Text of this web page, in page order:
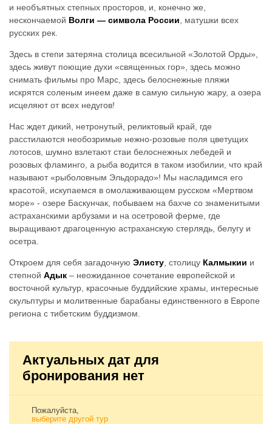
и необъятных степных просторов, и, конечно же,
нескончаемой Волги — символа России , матушки всех
русских рек.
Здесь в степи затеряна столица всесильной «Золотой Орды»,
здесь живут поющие духи «священных гор», здесь можно
снимать фильмы про Марс, здесь белоснежные пляжи
искрятся соленым инеем даже в самую сильную жару, а озера
исцеляют от всех недугов!
Нас ждет дикий, нетронутый, реликтовый край, где
расстилаются необозримые нежно-розовые поля цветущих
лотосов, шумно взлетают стаи белоснежных лебедей и
розовых фламинго, а рыба водится в таком изобилии, что край
называют «рыболовным Эльдорадо»! Мы насладимся его
красотой, искупаемся в омолаживающем русском «Мертвом
море» - озере Баскунчак, побываем на бахче со знаменитыми
астраханскими арбузами и на осетровой ферме, где
выращивают драгоценную астраханскую стерлядь, белугу и
осетра.
Откроем для себя загадочную Элисту , столицу Калмыкии и
степной Адык – неожиданное сочетание европейской и
восточной культур, красочные буддийские храмы, интересные
скульптуры и молитвенные барабаны единственного в Европе
региона с тибетским буддизмом.
Актуальных дат для
бронирования нет
Пожалуйста,
выберите другой тур